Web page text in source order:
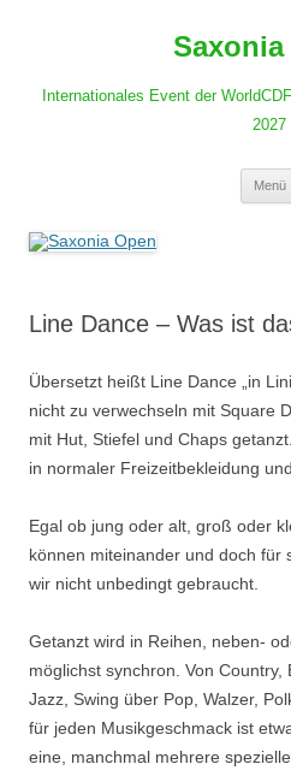
Saxonia
Internationales Event der
2027
Menü
Line Dance – Was ist
Übersetzt heißt Line Dance „in
nicht zu verwechseln mit Square
mit Hut, Stiefel und Chaps
in normaler Freizeitbekleidung
Egal ob jung oder alt, groß oder
können miteinander und doch für
wir nicht unbedingt gebraucht.
Getanzt wird in Reihen, neben-
möglichst synchron. Von Country,
Jazz, Swing über Pop, Walzer,
für jeden Musikgeschmack ist
eine, manchmal mehrere